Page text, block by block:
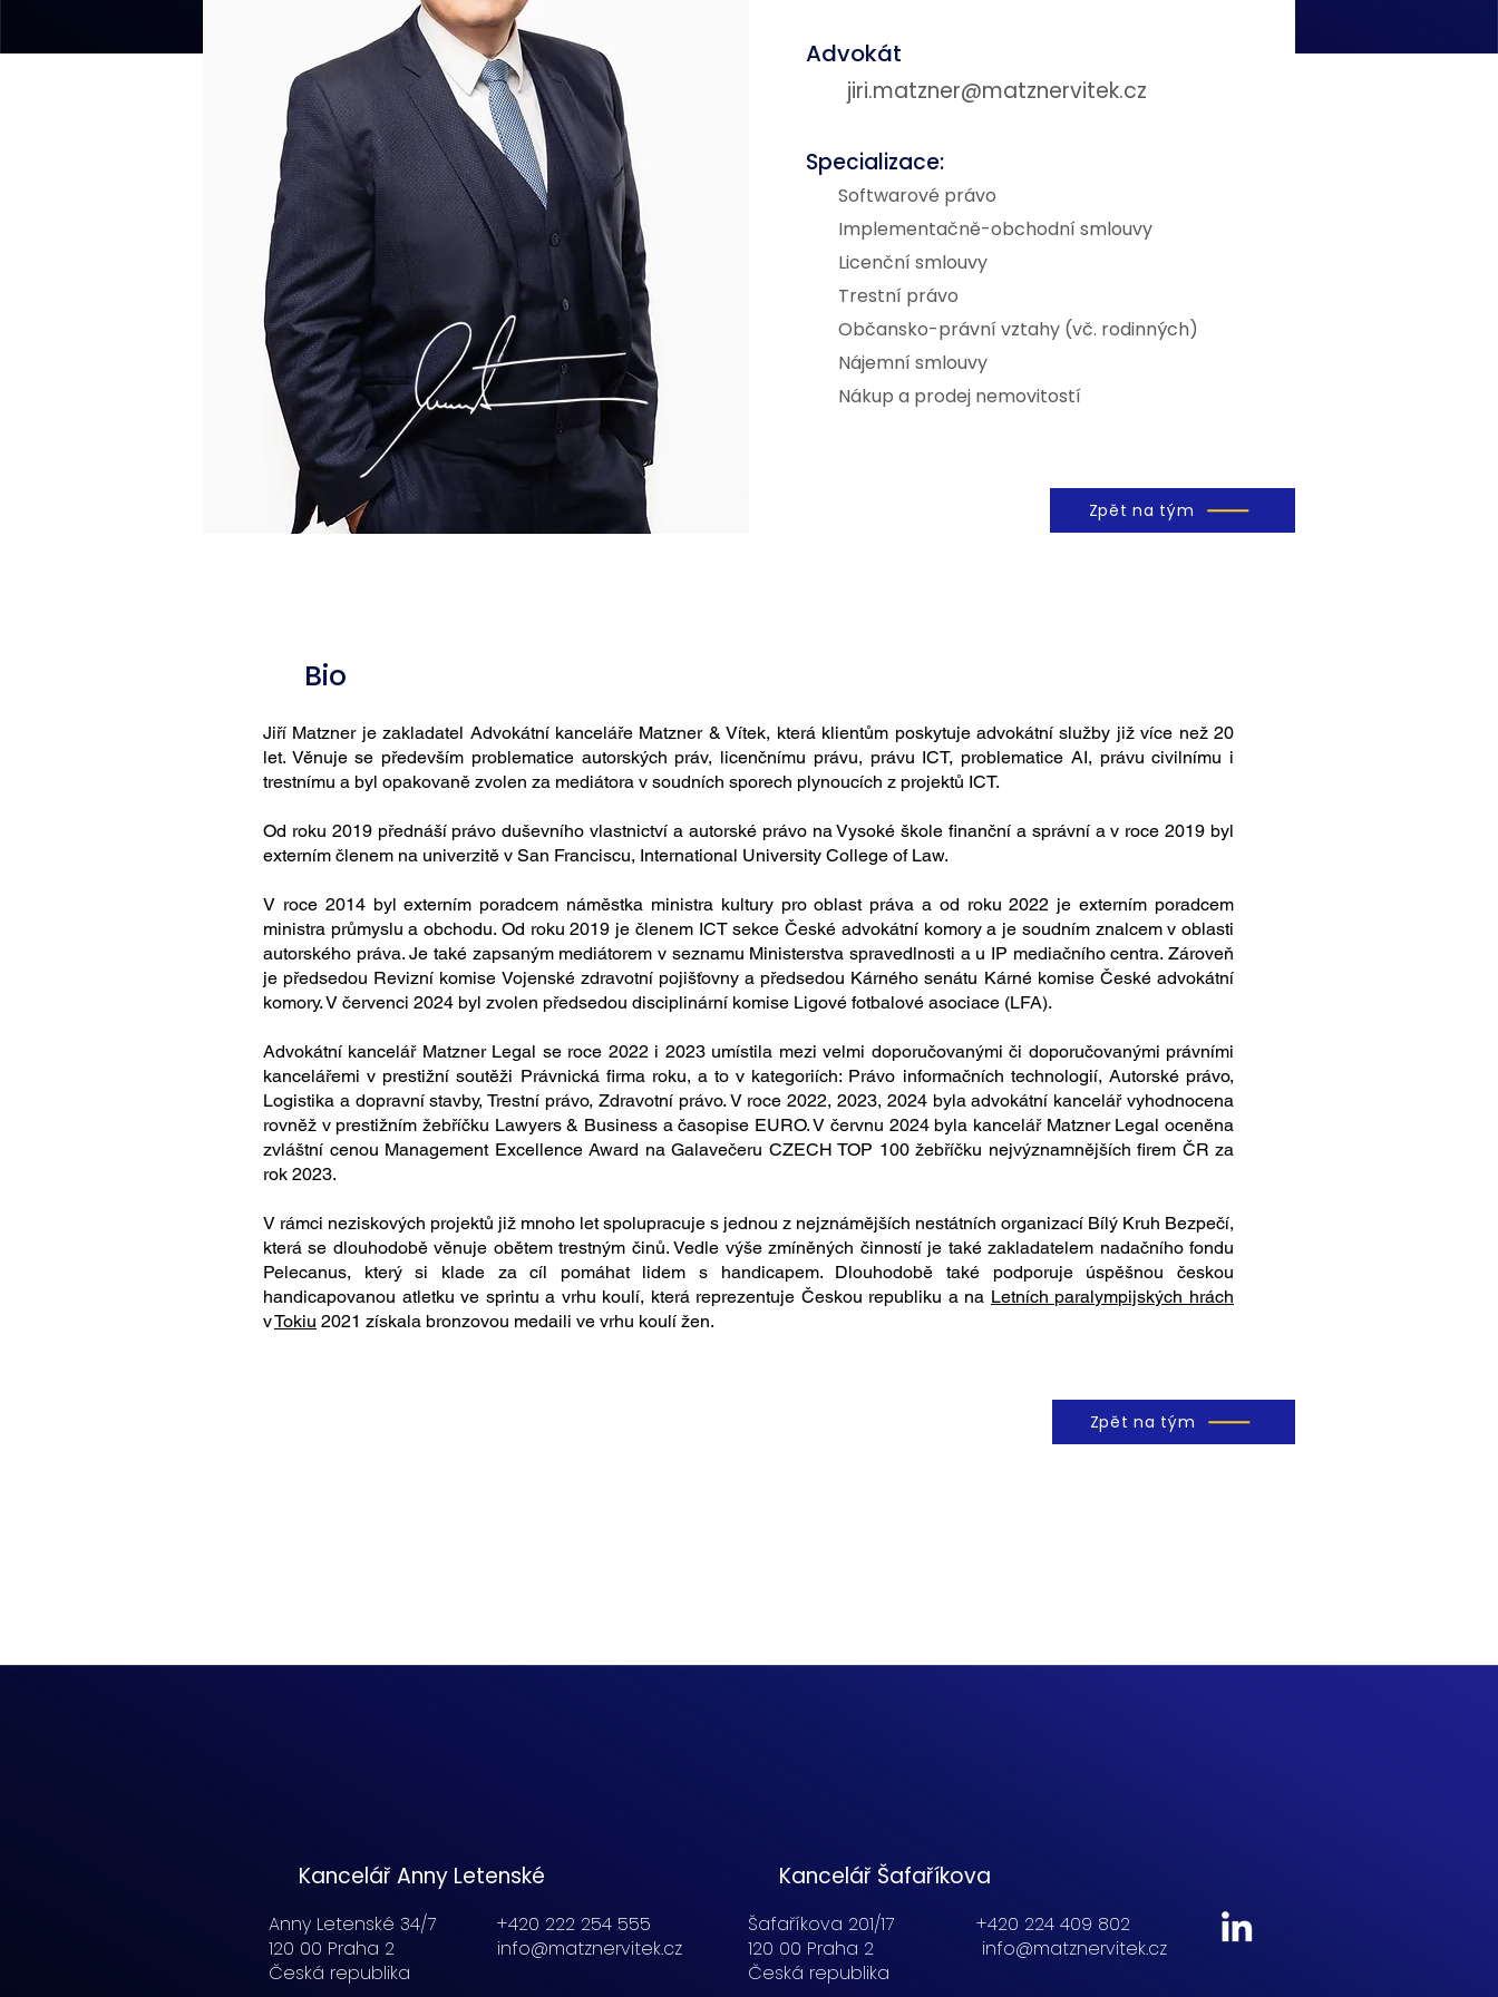
Advokát
jiri.matzner@matznervitek.cz
Specializace:
Softwarové právo
Implementačně-obchodní smlouvy
Licenční smlouvy
Trestní právo
Občansko-právní vztahy (vč. rodinných)
Nájemní smlouvy
Nákup a prodej nemovitostí
Zpět na tým
Bio
Jiří Matzner je zakladatel Advokátní kanceláře Matzner & Vítek, která klientům poskytuje advokátní služby již více než 20
let. Věnuje se především problematice autorských práv, licenčnímu právu, právu ICT, problematice AI, právu civilnímu i
trestnímu a byl opakovaně zvolen za mediátora v soudních sporech plynoucích z projektů ICT.
Od roku 2019 přednáší právo duševního vlastnictví a autorské právo na Vysoké škole finanční a správní a v roce 2019 byl
externím členem na univerzitě v San Franciscu, International University College of Law.
V roce 2014 byl externím poradcem náměstka ministra kultury pro oblast práva a od roku 2022 je externím poradcem
ministra průmyslu a obchodu. Od roku 2019 je členem ICT sekce České advokátní komory a je soudním znalcem v oblasti
autorského práva. Je také zapsaným mediátorem v seznamu Ministerstva spravedlnosti a u IP mediačního centra. Zároveň
je předsedou Revizní komise Vojenské zdravotní pojišťovny a předsedou Kárného senátu Kárné komise České advokátní
komory. V červenci 2024 byl zvolen předsedou disciplinární komise Ligové fotbalové asociace (LFA).
Advokátní kancelář Matzner Legal se roce 2022 i 2023 umístila mezi velmi doporučovanými či doporučovanými právními
kancelářemi v prestižní soutěži Právnická firma roku, a to v kategoriích: Právo informačních technologií, Autorské právo,
Logistika a dopravní stavby, Trestní právo, Zdravotní právo. V roce 2022, 2023, 2024 byla advokátní kancelář vyhodnocena
rovněž v prestižním žebříčku Lawyers & Business a časopise EURO. V červnu 2024 byla kancelář Matzner Legal oceněna
zvláštní cenou Management Excellence Award na Galavečeru CZECH TOP 100 žebříčku nejvýznamnějších firem ČR za
rok 2023.
V rámci neziskových projektů již mnoho let spolupracuje s jednou z nejznámějších nestátních organizací Bílý Kruh Bezpečí,
která se dlouhodobě věnuje obětem trestným činů. Vedle výše zmíněných činností je také zakladatelem nadačního fondu
Pelecanus, který si klade za cíl pomáhat lidem s handicapem. Dlouhodobě také podporuje úspěšnou českou
handicapovanou atletku ve sprintu a vrhu koulí, která reprezentuje Českou republiku a na Letních paralympijských hrách
vTokiu 2021 získala bronzovou medaili ve vrhu koulí žen.
Zpět na tým
Kancelář Anny Letenské
Anny Letenské 34/7
120 00 Praha 2
Česká republika
+420 222 254 555
info@matznervitek.cz
Kancelář Šafaříkova
Šafaříkova 201/17
120 00 Praha 2
Česká republika
+420 224 409 802
info@matznervitek.cz